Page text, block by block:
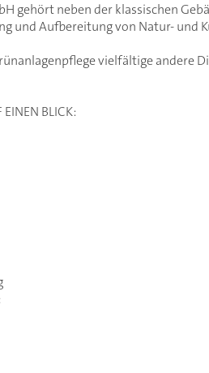
gehört neben der klassischen
und Aufbereitung von Natur- und
vielfältige andere
BLICK: